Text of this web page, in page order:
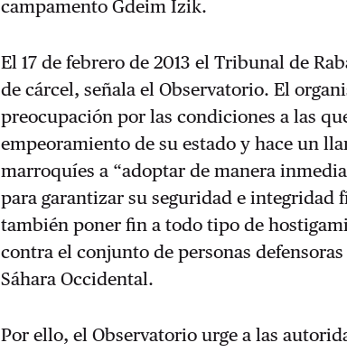
campamento Gdeim Izik.
El 17 de febrero de 2013 el Tribunal de
de cárcel, señala el Observatorio. El
preocupación por las condiciones a las
empeoramiento de su estado y hace un
marroquíes a “adoptar de manera
para garantizar su seguridad e integridad
también poner fin a todo tipo de
contra el conjunto de personas
Sáhara Occidental.
Por ello, el Observatorio urge a las